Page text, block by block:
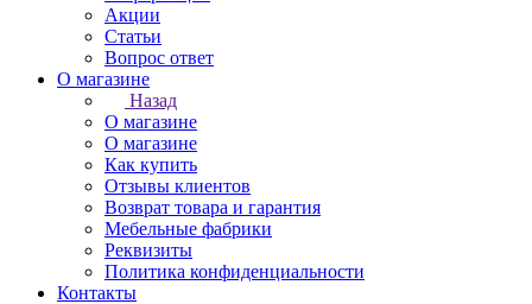
Акции
Статьи
Вопрос ответ
О магазине
Назад
О магазине
О магазине
Как купить
Отзывы клиентов
Возврат товара и гарантия
Мебельные фабрики
Реквизиты
Политика конфиденциальности
Контакты